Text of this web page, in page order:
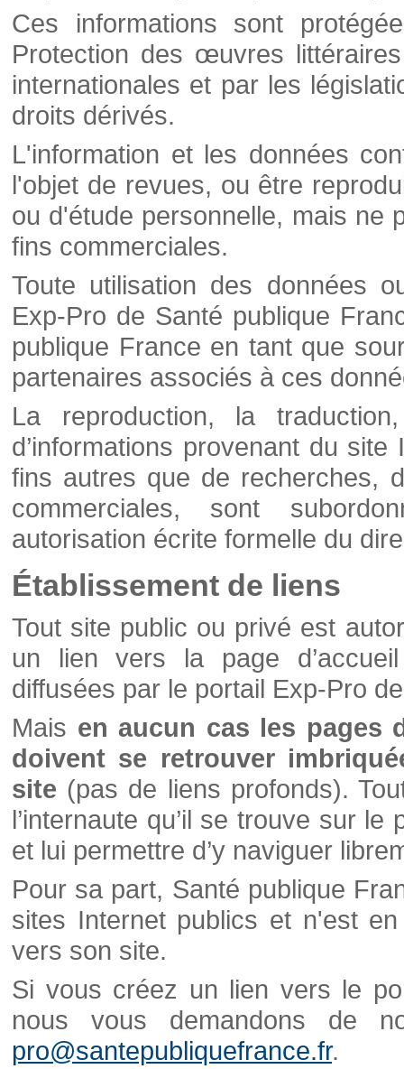
Ces informations sont
Protection des œuvres
internationales et par les
droits dérivés.
L'information et les données
l'objet de revues, ou être
ou d'étude personnelle, mais ne
fins commerciales.
Toute utilisation des données
Exp-Pro de Santé publique
publique France en tant que
partenaires associés à ces
La reproduction, la
d’informations provenant du
fins autres que de recherches,
commerciales, sont
autorisation écrite formelle du
Établissement de liens
Tout site public ou privé est
un lien vers la page
diffusées par le portail Exp-Pro
Mais en aucun cas les pages
doivent se retrouver
site (pas de liens profonds).
l’internaute qu’il se trouve sur
et lui permettre d’y naviguer
Pour sa part, Santé publique
sites Internet publics et n'est
vers son site.
Si vous créez un lien vers le
nous vous demandons de
pro@santepubliquefrance.fr.